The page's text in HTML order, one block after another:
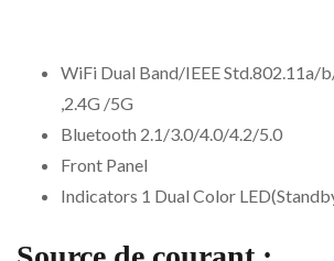
WiFi Dual Band/IEEE Std.802.11a/
,2.4G /5G
Bluetooth 2.1/3.0/4.0/4.2/5.0
Front Panel
Indicators 1 Dual Color